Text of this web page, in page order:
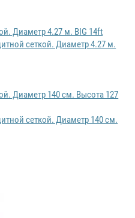
сеткой. Диаметр 4.27 м.
сеткой. Диаметр 140 см.